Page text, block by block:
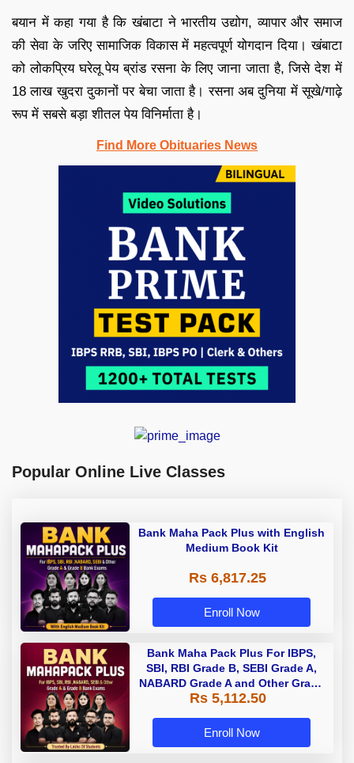
बयान में कहा गया है कि खंबाटा ने भारतीय उद्योग, व्यापार और समाज
की सेवा के जरिए सामाजिक विकास में महत्वपूर्ण योगदान दिया। खंबाटा
को लोकप्रिय घरेलू पेय ब्रांड रसना के लिए जाना जाता है, जिसे देश में
18 लाख खुदरा दुकानों पर बेचा जाता है। रसना अब दुनिया में सूखे/गाढ़े
रूप में सबसे बड़ा शीतल पेय विनिर्माता है।
Find More Obituaries News
Popular Online Live Classes
Bank Maha Pack Plus with English
Medium Book Kit
Rs 6,817.25
Enroll Now
Bank Maha Pack Plus For IBPS,
SBI, RBI Grade B, SEBI Grade A,
NABARD Grade A and Other Grade
A & Grade B Bank Exams
Rs 5,112.50
Enroll Now